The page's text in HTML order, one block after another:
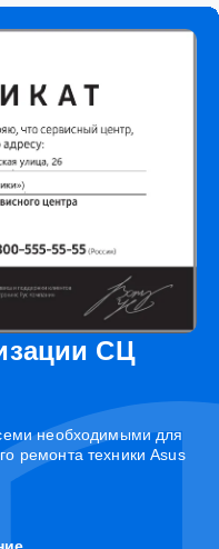
СЦ
необходимыми для
ремонта техники Asus